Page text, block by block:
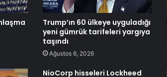
Trump’ın 60 ülkeye uyguladığı
yeni gümrük tarifeleri yargıya
taşındı
Ağustos 6, 2026
NioCorp hisseleri Lockheed